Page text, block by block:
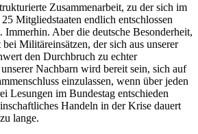
Zusammenarbeit, zu der sich im
Mitgliedstaaten endlich entschlossen
Immerhin. Aber die deutsche Besonderheit,
Militäreinsätzen, der sich aus unserer
den Durchbruch zu echter
Nachbarn wird bereit sein, sich auf
einzulassen, wenn über jeden
Lesungen im Bundestag entschieden
Handeln in der Krise dauert
lange.